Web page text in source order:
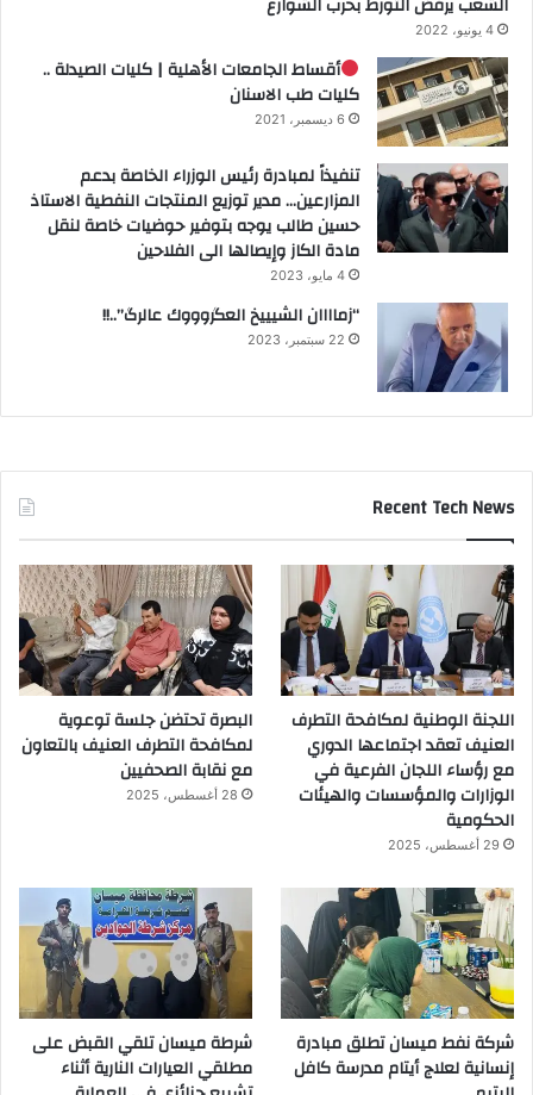
4 يونيو، 2022
أقساط الجامعات الأهلية | كليات الصيدلة ..
كليات طب الاسنان
6 ديسمبر، 2021
تنفيذاً لمبادرة رئيس الوزراء الخاصة بدعم
المزارعين… مدير توزيع المنتجات النفطية الاستاذ
حسين طالب يوجه بتوفير حوضيات خاصة لنقل
مادة الكاز وإيصالها الى الفلاحين
4 مايو، 2023
“زماااان الشيييخ العگروووك عالرگ”..!!
22 سبتمبر، 2023
Recent Tech News
اللجنة الوطنية لمكافحة التطرف
العنيف تعقد اجتماعها الدوري
مع رؤساء اللجان الفرعية في
الوزارات والمؤسسات والهيئات
الحكومية
29 أغسطس، 2025
البصرة تحتضن جلسة توعوية
لمكافحة التطرف العنيف بالتعاون
مع نقابة الصحفيين
28 أغسطس، 2025
شركة نفط ميسان تطلق مبادرة
إنسانية لعلاج أيتام مدرسة كافل
شرطة ميسان تلقي القبض على
مطلقي العيارات النارية أثناء